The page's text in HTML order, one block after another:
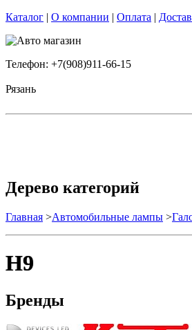
Каталог | О компании | Оплата |
Телефон: +7(908)911-66-15
Рязань
Дерево категорий
Главная >Автомобильные лампы >
H9
Бренды